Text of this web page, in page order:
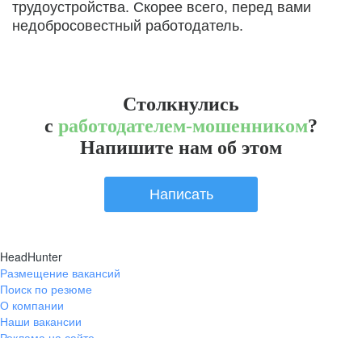
трудоустройства. Скорее всего, перед вами
недобросовестный работодатель.
Столкнулись
с работодателем-мошенником?
Напишите нам об этом
Написать
HeadHunter
Размещение вакансий
Поиск по резюме
О компании
Наши вакансии